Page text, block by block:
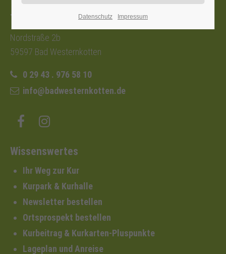
Tourist-Information
Nordstraße 2b
59597 Bad Westernkotten
0 29 43 . 976 58 10
info@badwesternkotten.de
Wissenswertes
Ihr Weg zur Kur
Kurpark & Kurhalle
Newsletter bestellen
Ortsprospekt bestellen
Kurbeitrag & Kurkarten-Pluspunkte
Lageplan und Anreise
Datenschutz Impressum